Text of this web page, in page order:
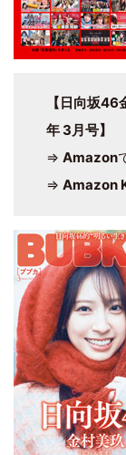
【日向坂
年 3月号】
⇒ Amazon
⇒ Amazon